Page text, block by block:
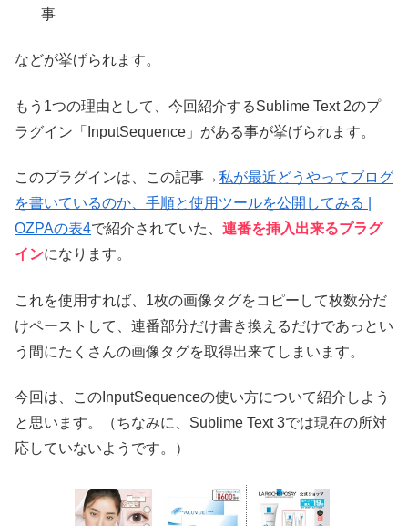
事
などが挙げられます。
もう1つの理由として、今回紹介するSublime Text 2のプ
ラグイン「InputSequence」がある事が挙げられます。
このプラグインは、この記事→私が最近どうやってブログ
を書いているのか、手順と使用ツールを公開してみる |
OZPAの表4で紹介されていた、 連番を挿入出来るプラグ
インになります。
これを使用すれば、1枚の画像タグをコピーして枚数分だ
けペーストして、連番部分だけ書き換えるだけであっとい
う間にたくさんの画像タグを取得出来てしまいます。
今回は、このInputSequenceの使い方について紹介しよう
と思います。（ちなみに、Sublime Text 3では現在の所対
応していないようです。）